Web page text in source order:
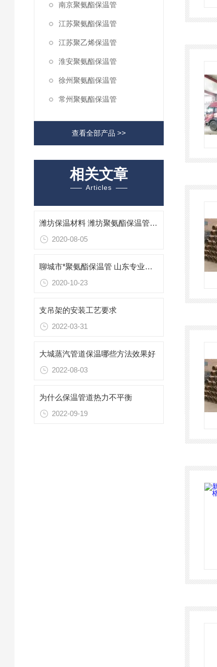
南京聚氨酯保温管
江苏聚氨酯保温管
江苏聚乙烯保温管
淮安聚氨酯保温管
徐州聚氨酯保温管
常州聚氨酯保温管
查看全部产品 >>
相关文章
Articles
潍坊保温材料 潍坊聚氨酯保温管厂家 潍坊专业生产保温管
2020-08-05
聊城市*聚氨酯保温管 山东专业防腐保温材料
2020-10-23
支吊架的安装工艺要求
2022-03-31
大城蒸汽管道保温哪些方法效果好
2022-08-03
为什么保温管道热力不平衡
2022-09-19